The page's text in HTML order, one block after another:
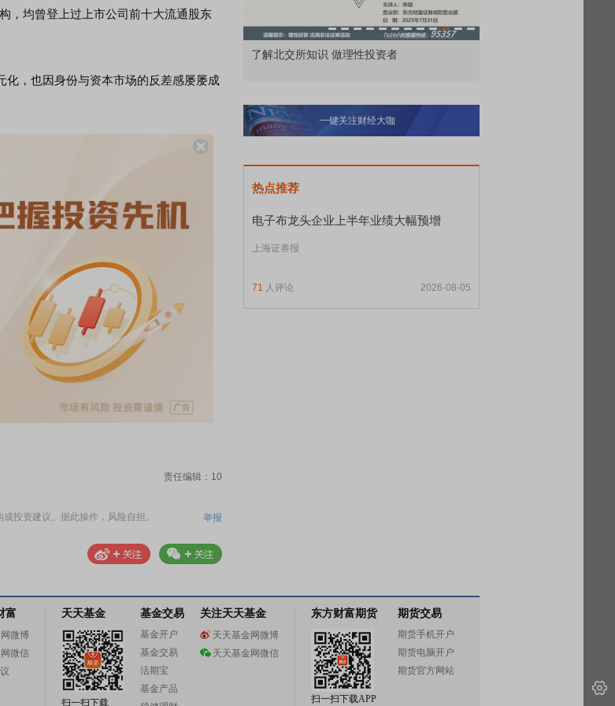
，均曾登上过上市公司前十大流通股东
，也因身份与资本市场的反差感屡屡成
责任编辑：10
投资建议。据此操作，风险自担。 举报
市价委托那么多种，究竟怎么用？
一键关注财经大咖
热点推荐
电子布龙头企业上半年业绩大幅预增
上海证券报
71 人评论 2026-08-05
富
微博
微信
天天基金
扫一扫下载
基金交易
基金开户
基金交易
活期宝
基金产品
关注天天基金
天天基金网微博
天天基金网微信
东方财富期货
扫一扫下载APP
期货交易
期货手机开户
期货电脑开户
期货官方网站